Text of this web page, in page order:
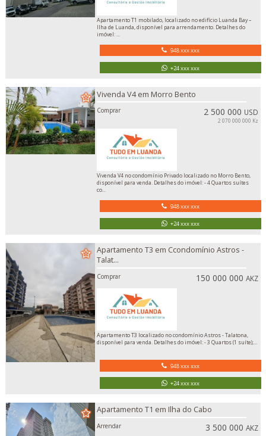
Apartamento T1 mobilado, localizado no edifício Luanda Bay –
Ilha de Luanda, disponível para arrendamento. Detalhes do
imóvel: ...
948 xxx xxx
+24 xxx xxx
Vivenda V4 em Morro Bento
Comprar 2 500 000 USD
2 070 000 000 Kz
Vivenda V4 no condomínio Privado localizado no Morro Bento,
disponível para venda. Detalhes do imóvel: - 4 Quartos suítes
co...
948 xxx xxx
+24 xxx xxx
Apartamento T3 em Ccondomínio Astros -
Talat...
Comprar 150 000 000AKZ
Apartamento T3 localizado no condomínio Astros - Talatona,
disponível para venda. Detalhes do imóvel: - 3 Quartos (1 suíte);...
948 xxx xxx
+24 xxx xxx
Apartamento T1 em Ilha do Cabo
Arrendar 3 500 000AKZ